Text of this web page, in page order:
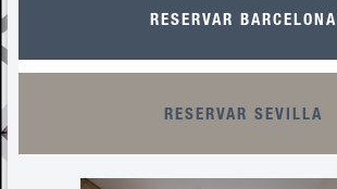
RESERVAR BARCELONA
RESERVAR SEVILLA